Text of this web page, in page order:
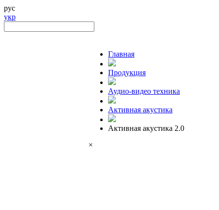
рус
укр
Главная
Продукция
Аудио-видео техника
Активная акустика
Активная акустика 2.0
×